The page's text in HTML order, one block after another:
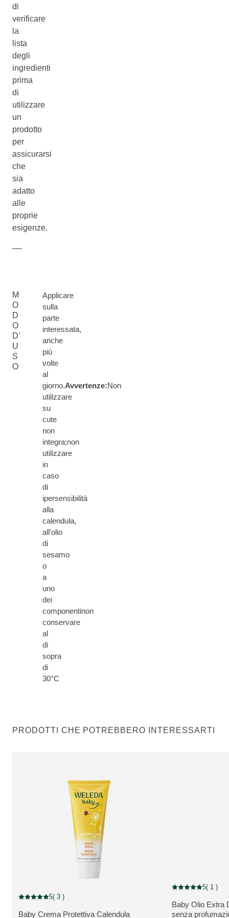
di
verificare
la
lista
degli
ingredienti
prima
di
utilizzare
un
prodotto
per
assicurarsi
che
sia
adatto
alle
proprie
esigenze.
M
O
D
O
D'
U
S
O
Applicare
sulla
parte
interessata,
anche
più
volte
al
giorno.Avvertenze:Non
utilizzare
su
cute
non
integra;non
utilizzare
in
caso
di
ipersensibilità
alla
calendula,
all'olio
di
sesamo
o
a
uno
dei
componentinon
conservare
al
di
sopra
di
30°C
PRODOTTI CHE POTREBBERO INTERESSARTI
Baby Crema Protettiva Calendula
Valutazione attuale: 5 su 5 stelle recensito da 3 consumatori
5( 3 )
VEDI
Baby Olio Extra
senza
Valutazione
5( 1 )